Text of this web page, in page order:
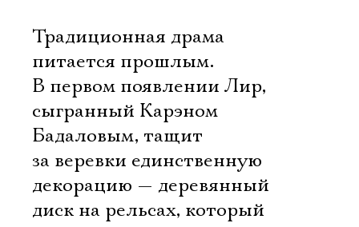
Традиционная драма
питается прошлым.
В первом появлении Лир,
сыгранный Карэном
Бадаловым, тащит
за веревки единственную
декорацию — деревянный
диск на рельсах, который